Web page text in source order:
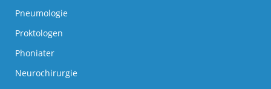
Pneumologie
Proktologen
Phoniater
Neurochirurgie